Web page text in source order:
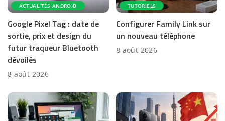
ACTUALITÉS ANDROID
Google Pixel Tag : date de
sortie, prix et design du
futur traqueur Bluetooth
dévoilés
8 août 2026
TUTORIELS
Configurer Family Link sur
un nouveau téléphone
8 août 2026